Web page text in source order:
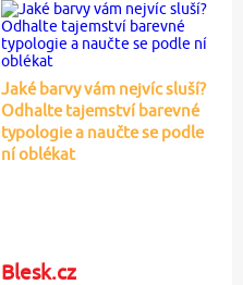
Jaké barvy vám nejvíc sluší?
Odhalte tajemství barevné
typologie a naučte se podle
ní oblékat
Blesk.cz